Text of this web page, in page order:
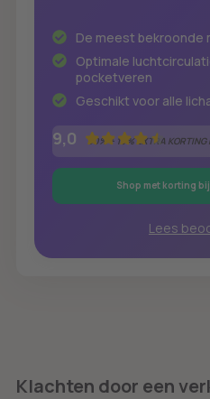
De meest bekroonde
Optimale
pocketveren
Geschikt voor alle
9,0 50% + 10% EXTRA KORTING
Shop met korting bij
Lees
Klachten door een